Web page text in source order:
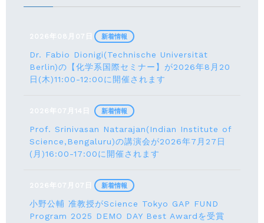
2026年08月07日
Dr. Fabio Dionigi(Technische Universität
Berlin)の【化学系国際セミナー】が2026年8⽉20
⽇(⽊)11:00-12:00に開催されます
新着情報
2026年07月14日
Prof. Srinivasan Natarajan(Indian Institute of
Science,Bengaluru)の講演会が2026年7月27⽇
(月)16:00-17:00に開催されます
新着情報
2026年07月07日
小野公輔 准教授がScience Tokyo GAP FUND
Program 2025 DEMO DAY Best Awardを受賞
新着情報